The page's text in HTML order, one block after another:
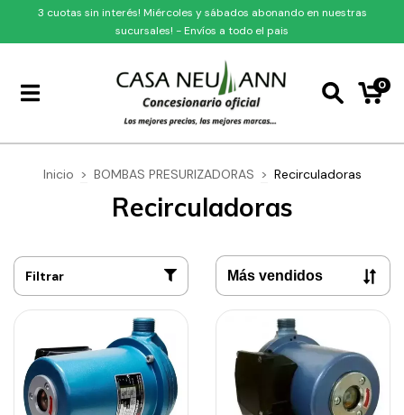
3 cuotas sin interés! Miércoles y sábados abonando en nuestras
sucursales! - Envíos a todo el pais
0
Inicio > BOMBAS PRESURIZADORAS > Recirculadoras
Recirculadoras
Filtrar